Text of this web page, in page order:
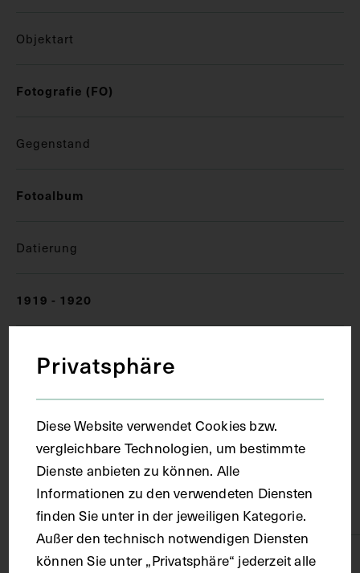
Objektart
Fotografie (FO)
Gegenstand
Fotoalbum
Datierung
1919 - 1920
Wien
Material
Karton, Papier
Technik
Privatsphäre
Diese Website verwendet Cookies bzw.
vergleichbare Technologien, um bestimmte
Dienste anbieten zu können. Alle
Informationen zu den verwendeten Diensten
finden Sie unter in der jeweiligen Kategorie.
Außer den technisch notwendigen Diensten
können Sie unter „Privatsphäre“ jederzeit alle